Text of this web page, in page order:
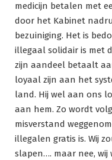
medicijn betalen met
door het Kabinet
bezuiniging. Het is
illegaal solidair is met
zijn aandeel betaalt
loyaal zijn aan het
land. Hij wel aan ons
aan hem. Zo wordt
misverstand
illegalen gratis is. Wij
slapen…. maar nee,